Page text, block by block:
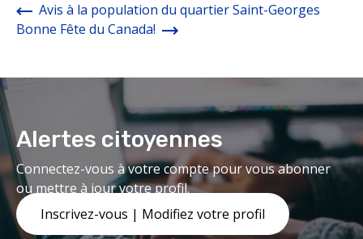
Avis à la population du quartier Saint-Georges
Bonne Fête du Canada!
Alertes citoyennes
Connectez-vous à votre compte pour vous abonner
ou mettre à jour votre profil.
Inscrivez-vous | Modifiez votre profil